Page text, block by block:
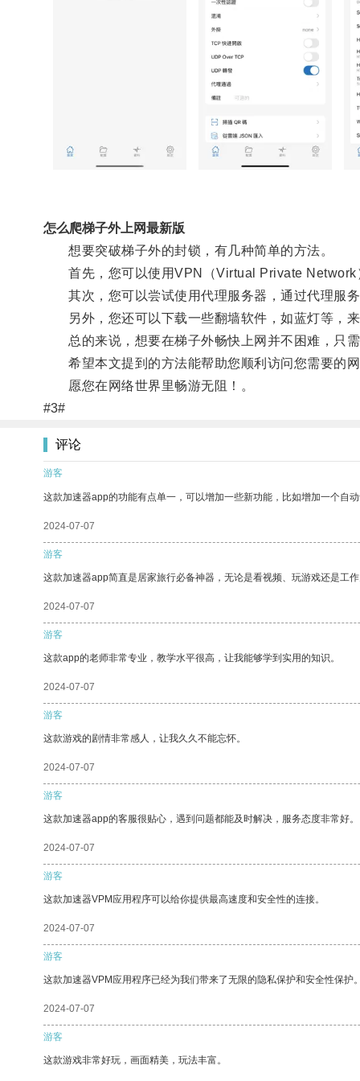
怎么爬梯子外上网最新版
想要突破梯子外的封锁，有几种简单的方法。
首先，您可以使用VPN（Virtual Private Network
其次，您可以尝试使用代理服务器，通过代理服
另外，您还可以下载一些翻墙软件，如蓝灯等，来
总的来说，想要在梯子外畅快上网并不困难，只需
希望本文提到的方法能帮助您顺利访问您需要的
愿您在网络世界里畅游无阻！。
#3#
评论
游客
这款加速器app的功能有点单一，可以增加一些新功能，比如增加一个自
2024-07-07
游客
这款加速器app简直是居家旅行必备神器，无论是看视频、玩游戏还是工
2024-07-07
游客
这款app的老师非常专业，教学水平很高，让我能够学到实用的知识。
2024-07-07
游客
这款游戏的剧情非常感人，让我久久不能忘怀。
2024-07-07
游客
这款加速器app的客服很贴心，遇到问题都能及时解决，服务态度非常好。
2024-07-07
游客
这款加速器VPM应用程序可以给你提供最高速度和安全性的连接。
2024-07-07
游客
这款加速器VPM应用程序已经为我们带来了无限的隐私保护和安全性保护
2024-07-07
游客
这款游戏非常好玩，画面精美，玩法丰富。